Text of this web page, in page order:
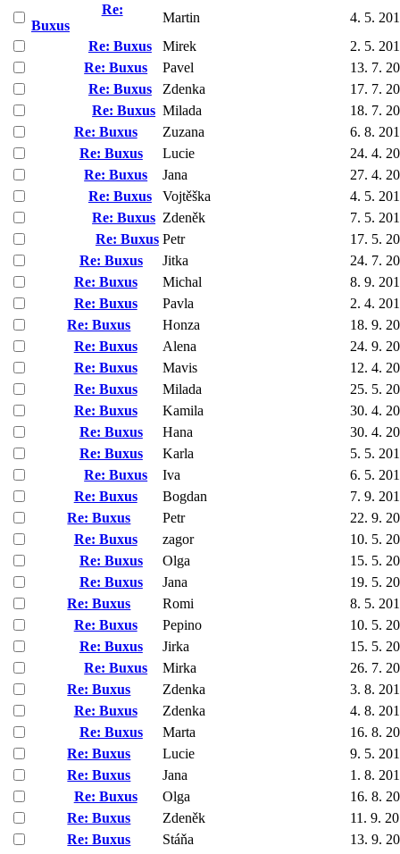
Re:
Buxus
Martin
4. 5.
Re: Buxus
Mirek
2. 5.
Re: Buxus
Pavel
13. 7.
Re: Buxus
Zdenka
17. 7.
Re: Buxus Milada
18. 7.
Re: Buxus
Zuzana
6. 8.
Re: Buxus
Lucie
24. 4.
Re: Buxus
Jana
27. 4.
Re: Buxus
Vojtěška
4. 5.
Re: Buxus Zdeněk
7. 5.
Re: Buxus Petr
17. 5.
Re: Buxus
Jitka
24. 7.
Re: Buxus
Michal
8. 9.
Re: Buxus
Pavla
2. 4.
Re: Buxus
Honza
18. 9.
Re: Buxus
Alena
24. 9.
Re: Buxus
Mavis
12. 4.
Re: Buxus
Milada
25. 5.
Re: Buxus
Kamila
30. 4.
Re: Buxus
Hana
30. 4.
Re: Buxus
Karla
5. 5.
Re: Buxus
Iva
6. 5.
Re: Buxus
Bogdan
7. 9.
Re: Buxus
Petr
22. 9.
Re: Buxus
zagor
10. 5.
Re: Buxus
Olga
15. 5.
Re: Buxus
Jana
19. 5.
Re: Buxus
Romi
8. 5.
Re: Buxus
Pepino
10. 5.
Re: Buxus
Jirka
15. 5.
Re: Buxus
Mirka
26. 7.
Re: Buxus
Zdenka
3. 8.
Re: Buxus
Zdenka
4. 8.
Re: Buxus
Marta
16. 8.
Re: Buxus
Lucie
9. 5.
Re: Buxus
Jana
1. 8.
Re: Buxus
Olga
16. 8.
Re: Buxus
Zdeněk
11. 9.
Re: Buxus
Stáňa
13. 9.